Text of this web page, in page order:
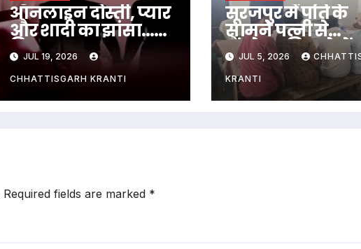
ऑनलाइन दोस्ती, प्यार
और शादी का झांसा…
फिर बनाया
आपत्तिजनक वीडियो
JUL 19, 2026
CHHATTISGARH KRANTI
सूरजपुर में पति के
सामने पत्नी से
गैंगरेप:पति नशे में
बदमाश महिला
में ले गए और
को दिया अंजाम…
JUL 5, 2026
KRANTI
Required fields are marked *